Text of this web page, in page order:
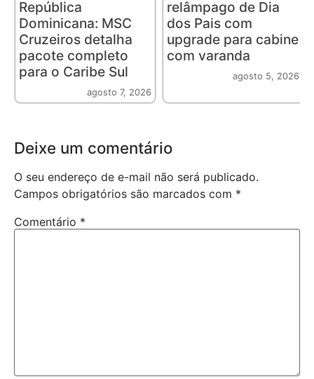
República
Dominicana: MSC
Cruzeiros detalha
pacote completo
para o Caribe Sul
agosto 7, 2026
relâmpago de Dia
dos Pais com
upgrade para cabine
com varanda
agosto 5, 2026
Deixe um comentário
O seu endereço de e-mail não será publicado.
Campos obrigatórios são marcados com *
Comentário *